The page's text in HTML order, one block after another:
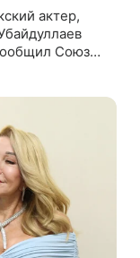
актер,
Союз